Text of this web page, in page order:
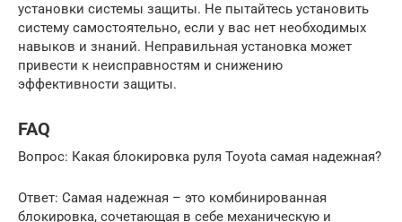
установки системы защиты. Не пытайтесь установить
систему самостоятельно, если у вас нет необходимых
навыков и знаний. Неправильная установка может
привести к неисправностям и снижению
эффективности защиты.
FAQ
Вопрос: Какая блокировка руля Toyota самая надежная?
Ответ: Самая надежная – это комбинированная
блокировка, сочетающая в себе механическую и